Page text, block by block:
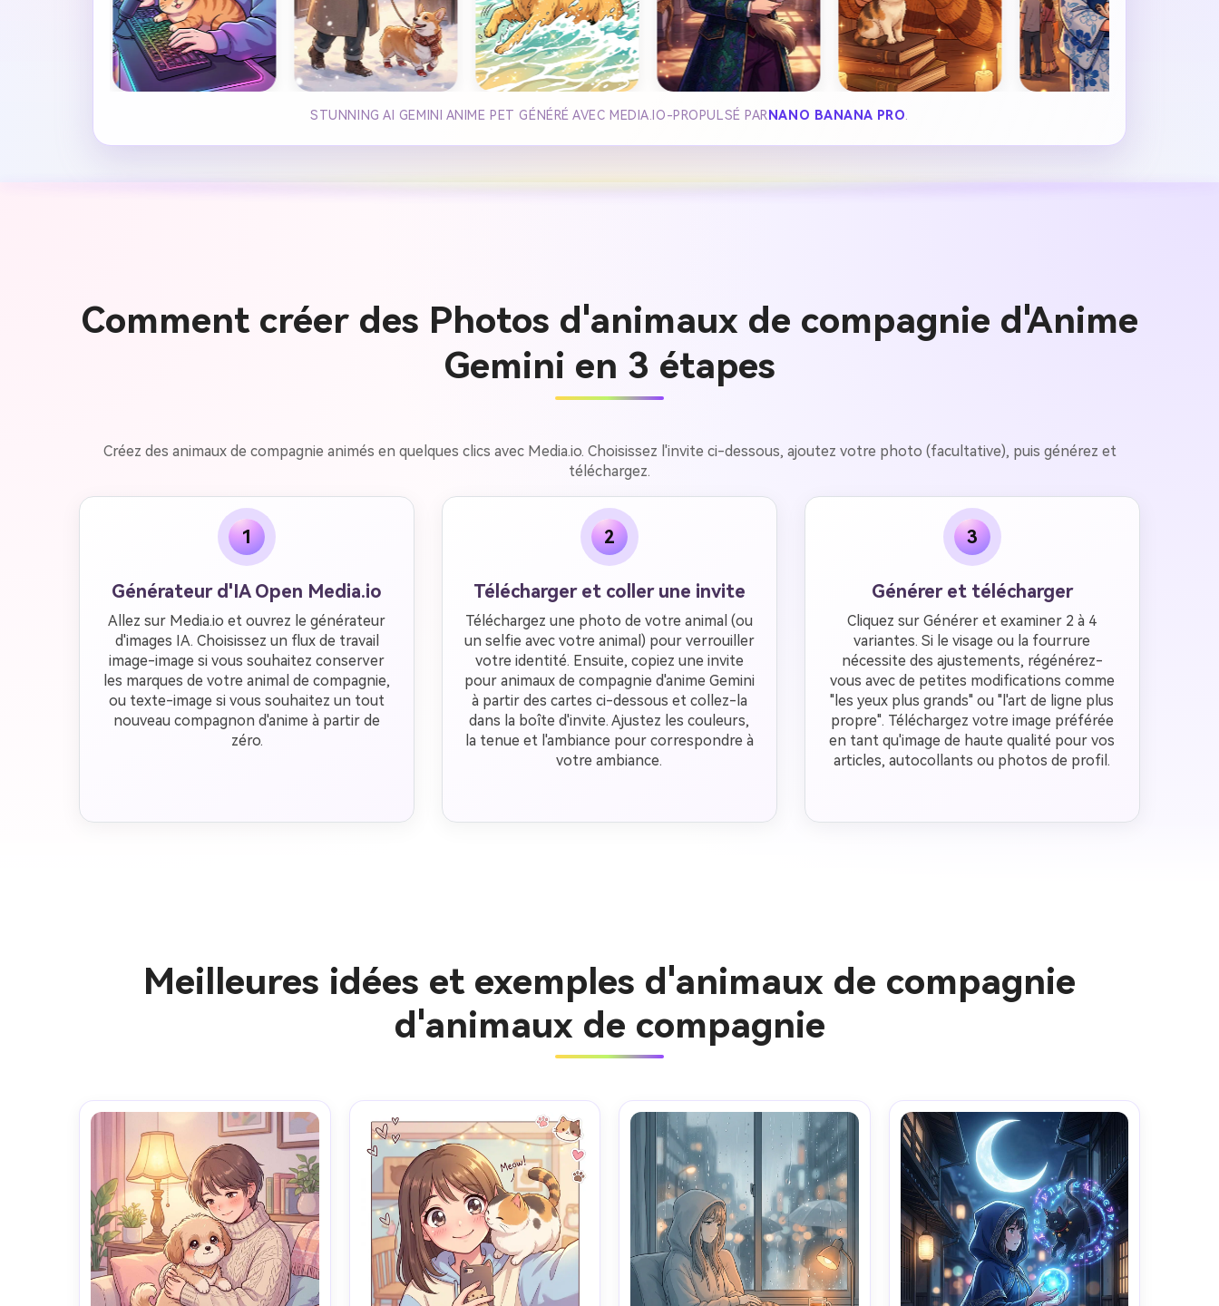
STUNNING AI GEMINI ANIME PET GÉNÉRÉ AVEC MEDIA.IO-PROPULSÉ PAR NANO BANANA PRO
Comment créer des Photos d'animaux de compagnie d'Anime
Gemini en 3 étapes
Créez des animaux de compagnie animés en quelques clics avec Media.io. Choisissez l'invite ci-dessous, ajoutez votre photo (facultative), puis générez et
téléchargez.
1
Générateur d'IA Open Media.io
Allez sur Media.io et ouvrez le générateur
d'images IA. Choisissez un flux de travail
image-image si vous souhaitez conserver
les marques de votre animal de compagnie,
ou texte-image si vous souhaitez un tout
nouveau compagnon d'anime à partir de
zéro.
2
Télécharger et coller une invite
Téléchargez une photo de votre animal (ou
un selfie avec votre animal) pour verrouiller
votre identité. Ensuite, copiez une invite
pour animaux de compagnie d'anime Gemini
à partir des cartes ci-dessous et collez-la
dans la boîte d'invite. Ajustez les couleurs,
la tenue et l'ambiance pour correspondre à
votre ambiance.
3
Générer et télécharger
Cliquez sur Générer et examiner 2 à 4
variantes. Si le visage ou la fourrure
nécessite des ajustements, régénérez-
vous avec de petites modifications comme
"les yeux plus grands" ou "l'art de ligne plus
propre". Téléchargez votre image préférée
en tant qu'image de haute qualité pour vos
articles, autocollants ou photos de profil.
Meilleures idées et exemples d'animaux de compagnie
d'animaux de compagnie